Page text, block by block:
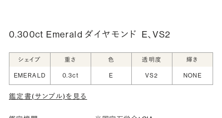
0.300ct Emerald ダイヤモンド E、VS2
シェイプ 重さ 色 透明度 輝き
EMERALD 0.3ct E VS2 NONE
鑑定書(サンプル)を見る